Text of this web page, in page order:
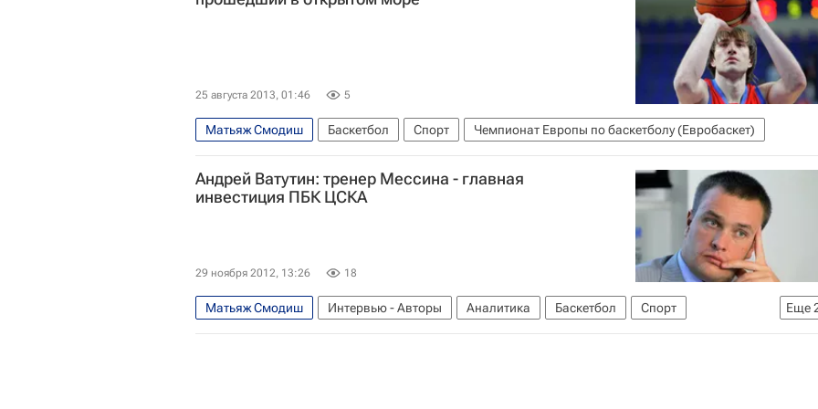
25 августа 2013, 01:46 5
Матьяж Смодиш Баскетбол Спорт Чемпионат Европы по баскетболу (Евробаскет)
Андрей Ватутин: тренер Мессина - главная
инвестиция ПБК ЦСКА
29 ноября 2012, 13:26 18
Еще
Матьяж Смодиш Интервью - Авторы Аналитика Баскетбол
Спорт
Андрей Ватутин
ФИБА Жорди Бертомеу Траджан Лэнгдон
Этторе Мессина